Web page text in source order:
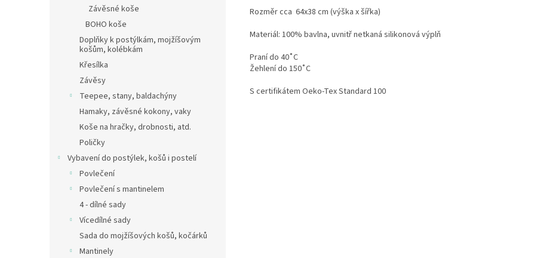
Závěsné koše
BOHO koše
Doplňky k postýlkám, mojžíšovým
košům, kolébkám
Křesílka
Závěsy
Teepee, stany, baldachýny
Hamaky, závěsné kokony, vaky
Koše na hračky, drobnosti, atd.
Poličky
Vybavení do postýlek, košů i postelí
Povlečení
Povlečení s mantinelem
4 - dílné sady
Vícedílné sady
Sada do mojžíšových košů, kočárků
Mantinely
Rozměr cca 64x38 cm (výška x šířka)
Materiál: 100% bavlna, uvnitř netkaná silikonová výplň
Praní do 40˚C
Žehlení do 150˚C
S certifikátem Oeko-Tex Standard 100